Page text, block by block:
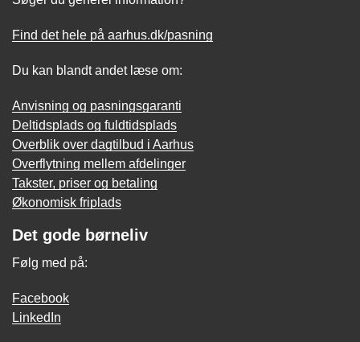
Find det hele på aarhus.dk/pasning
Du kan blandt andet læse om:
Anvisning og pasningsgaranti
Deltidsplads og fuldtidsplads
Overblik over dagtilbud i Aarhus
Overflytning mellem afdelinger
Takster, priser og betaling
Økonomisk friplads
Det gode børneliv
Følg med på:
Facebook
LinkedIn